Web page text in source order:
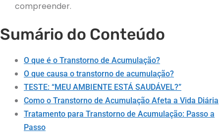
compreender.
Sumário do Conteúdo
O que é o Transtorno de Acumulação?
O que causa o transtorno de acumulação?
TESTE: “MEU AMBIENTE ESTÁ SAUDÁVEL?”
Como o Transtorno de Acumulação Afeta a Vida Diária
Tratamento para Transtorno de Acumulação: Passo a
Passo